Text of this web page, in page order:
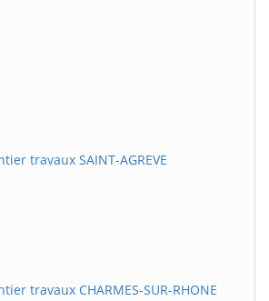
travaux SAINT-AGREVE
travaux CHARMES-SUR-RHONE